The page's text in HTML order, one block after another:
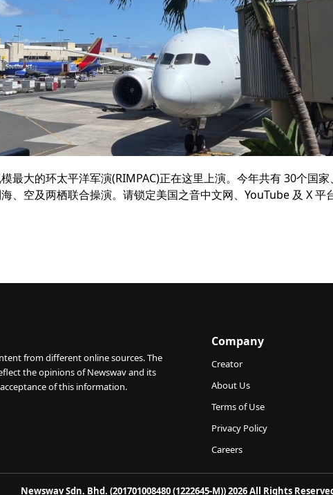
最大的环太平洋军演(RIMPAC)正在这里上演。今年共有 30个国家
、空及两栖联合操演。请锁定美国之音中文网、YouTube 及 X 平
from different online sources. The
the opinions of Newswav and its
of this information.
Company
Creator
About Us
Terms of Use
Privacy Policy
Careers
Newswav Sdn. Bhd. (201701008480 (1222645-M)) 2026 All Rights